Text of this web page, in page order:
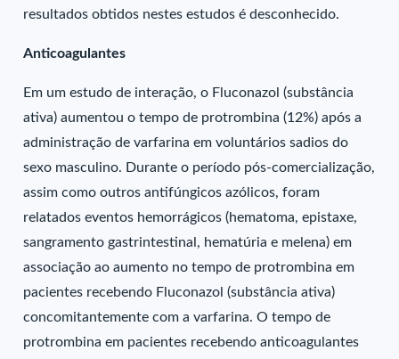
resultados obtidos nestes estudos é desconhecido.
Anticoagulantes
Em um estudo de interação, o Fluconazol (substância
ativa) aumentou o tempo de protrombina (12%) após a
administração de varfarina em voluntários sadios do
sexo masculino. Durante o período pós-comercialização,
assim como outros antifúngicos azólicos, foram
relatados eventos hemorrágicos (hematoma, epistaxe,
sangramento gastrintestinal, hematúria e melena) em
associação ao aumento no tempo de protrombina em
pacientes recebendo Fluconazol (substância ativa)
concomitantemente com a varfarina. O tempo de
protrombina em pacientes recebendo anticoagulantes